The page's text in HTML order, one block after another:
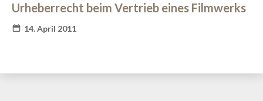
Urheberrecht beim Vertrieb eines Filmwerks
14. April 2011